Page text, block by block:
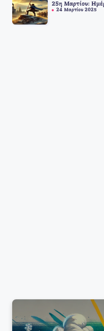
25η Μαρτίου:
24 Μαρτίου 2025